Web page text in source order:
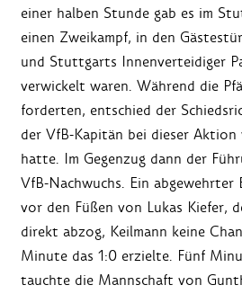
einer halben Stunde gab es im
einen Zweikampf, in den
und Stuttgarts Innenverteidiger
verwickelt waren. Während die
forderten, entschied der
der VfB-Kapitän bei dieser
hatte. Im Gegenzug dann der
VfB-Nachwuchs. Ein abgewehrter
vor den Füßen von Lukas Kiefer,
direkt abzog, Keilmann keine
Minute das 1:0 erzielte. Fünf
tauchte die Mannschaft von